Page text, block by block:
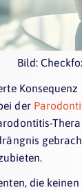
Bild:
Konsequenz
der
die